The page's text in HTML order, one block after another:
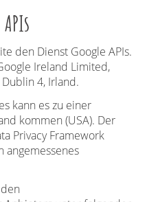
den Dienst Google APIs.
Ireland Limited,
4, Irland.
kann es zu einer
kommen (USA). Der
Privacy Framework